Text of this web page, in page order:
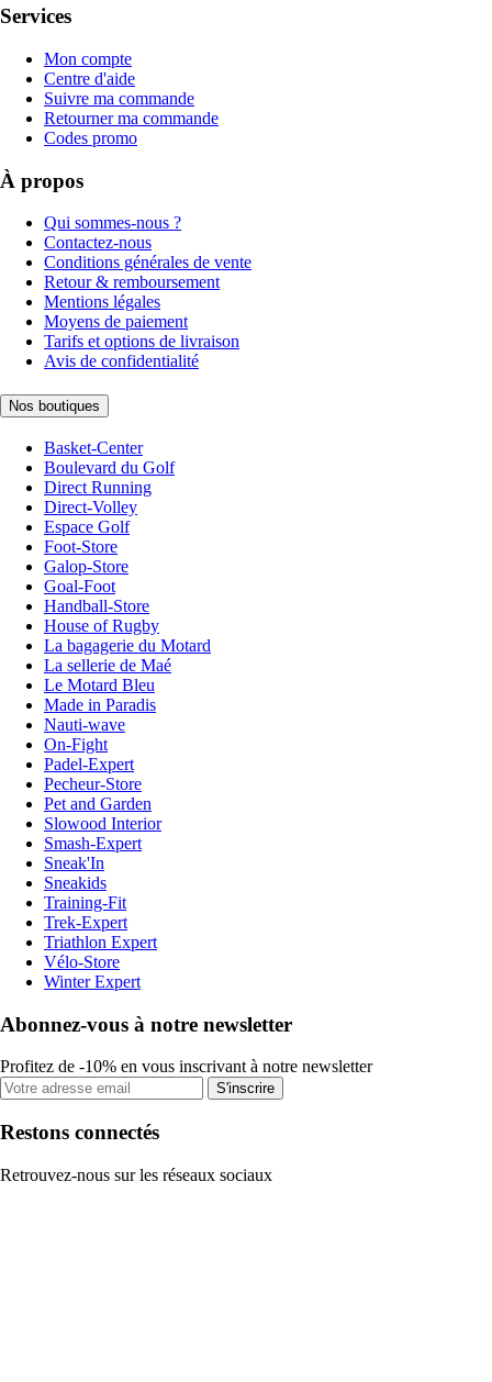
Services
Mon compte
Centre d'aide
Suivre ma commande
Retourner ma commande
Codes promo
À propos
Qui sommes-nous ?
Contactez-nous
Conditions générales de vente
Retour & remboursement
Mentions légales
Moyens de paiement
Tarifs et options de livraison
Avis de confidentialité
Nos boutiques
Basket-Center
Boulevard du Golf
Direct Running
Direct-Volley
Espace Golf
Foot-Store
Galop-Store
Goal-Foot
Handball-Store
House of Rugby
La bagagerie du Motard
La sellerie de Maé
Le Motard Bleu
Made in Paradis
Nauti-wave
On-Fight
Padel-Expert
Pecheur-Store
Pet and Garden
Slowood Interior
Smash-Expert
Sneak'In
Sneakids
Training-Fit
Trek-Expert
Triathlon Expert
Vélo-Store
Winter Expert
Abonnez-vous à notre newsletter
Profitez de -10% en vous inscrivant à notre newsletter
S'inscrire
Restons connectés
Retrouvez-nous sur les réseaux sociaux